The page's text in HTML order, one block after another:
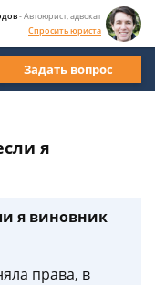
- Автоюрист, адвокат
Спросить юриста
Задать вопрос
я
я виновник
права, в